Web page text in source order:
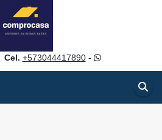
Cel. +573044417890-